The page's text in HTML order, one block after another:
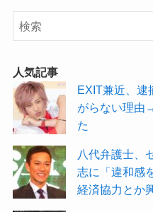
人気記事
EXIT兼近、逮
がらない理由
た
八代弁護士、
志に「違和感
経済協力とか